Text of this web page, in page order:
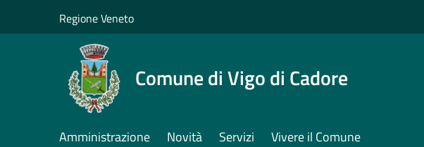
Regione Veneto
Comune di Vigo di Cadore
Amministrazione Novità Servizi Vivere il Comune